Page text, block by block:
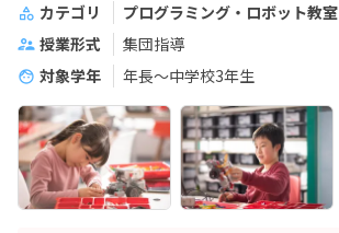
カテゴリ
プログラミング・ロボット教室
授業形式
集団指導
対象学年
年長～中学校3年生